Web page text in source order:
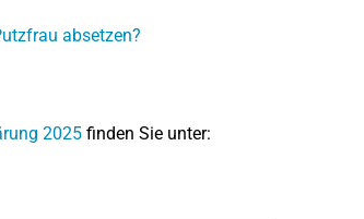
absetzen?
2025finden Sie unter: